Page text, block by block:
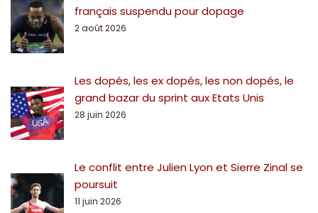
français suspendu pour dopage
2 août 2026
Les dopés, les ex dopés, les non dopés, le
grand bazar du sprint aux Etats Unis
28 juin 2026
Le conflit entre Julien Lyon et Sierre Zinal se
poursuit
11 juin 2026